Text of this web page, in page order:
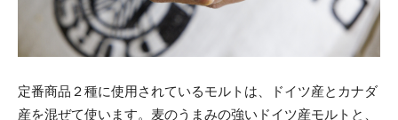
定番商品２種に使用されているモルトは、ドイツ産とカナダ
産を混ぜて使います。麦のうまみの強いドイツ産モルトと、